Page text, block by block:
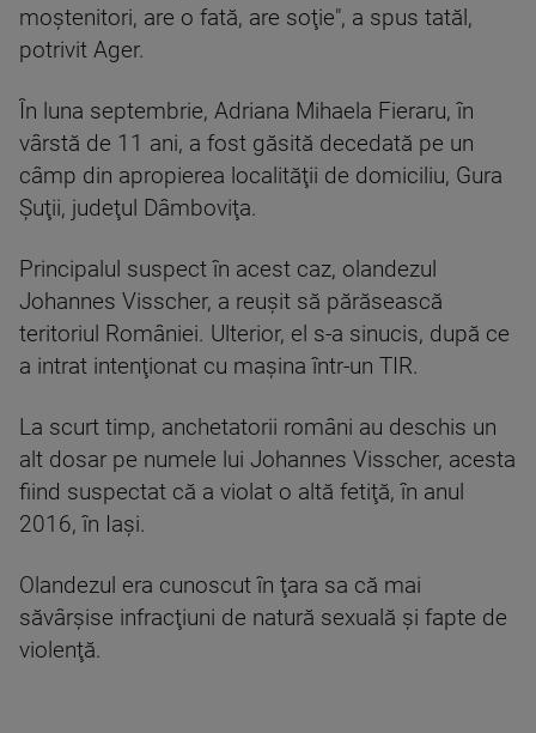
moştenitori, are o fată, are soţie", a spus tatăl,
potrivit Ager.
În luna septembrie, Adriana Mihaela Fieraru, în
vârstă de 11 ani, a fost găsită decedată pe un
câmp din apropierea localităţii de domiciliu, Gura
Şuţii, judeţul Dâmboviţa.
Principalul suspect în acest caz, olandezul
Johannes Visscher, a reuşit să părăsească
teritoriul României. Ulterior, el s-a sinucis, după ce
a intrat intenţionat cu maşina într-un TIR.
La scurt timp, anchetatorii români au deschis un
alt dosar pe numele lui Johannes Visscher, acesta
fiind suspectat că a violat o altă fetiţă, în anul
2016, în Iaşi.
Olandezul era cunoscut în ţara sa că mai
săvârşise infracţiuni de natură sexuală şi fapte de
violenţă.